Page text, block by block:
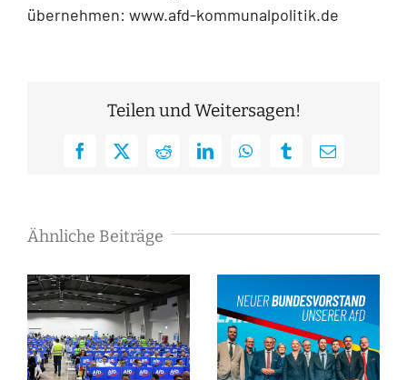
übernehmen: www.afd-kommunalpolitik.de
Teilen und Weitersagen!
Facebook
X RedditLinkedInWhatsAppTumblrE-
Ähnliche Beiträge